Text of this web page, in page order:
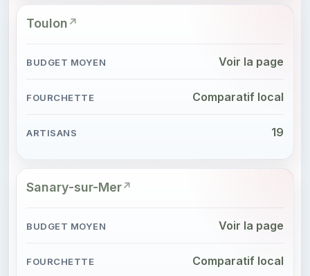
Toulon
Voir la page
Comparatif local
19
Sanary-sur-Mer
Voir la page
Comparatif local